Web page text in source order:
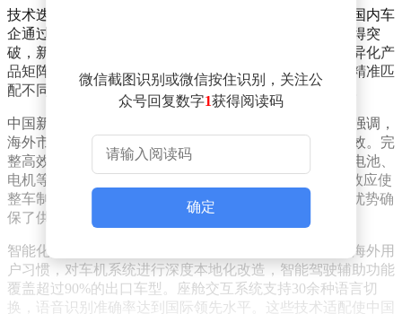
技术迭代与产品创新成为激活市场潜力的关键驱动力。国内车
企通过持续研发投入，在电池技术、智能网联等领域取得突
破，新能源车型更新周期缩短至传统燃油车的一半。差异化产
品矩阵覆盖从微型代步车到高端豪华车的全细分市场，精准匹
配不同消费群体的多元化需求，有效扩大了市场覆盖面。
中国新能源汽车的全球化布局取得突破性进展。陈士华强调，
海外市场的亮眼表现印证了中国汽车产业转型升级的成效。完
整高效的产业链体系形成显著竞争优势，本土供应商在电池、
电机等核心部件领域占据全球70%以上市场份额，规模效应使
整车制造成本较海外品牌降低15%-20%。这种产业集群优势确
保了供应链的稳定性和抗风险能力。
智能化配置成为出口车型的核心竞争力。国内车企针对海外用
户习惯，对车机系统进行深度本地化改造，智能驾驶辅助功能
覆盖超过90%的出口车型。座舱交互系统支持30余种语言切
换，语音识别准确率达到国际领先水平。这些技术适配使中国
微信截图识别或微信按住识别，关注公
众号回复数字1获得阅读码
确定